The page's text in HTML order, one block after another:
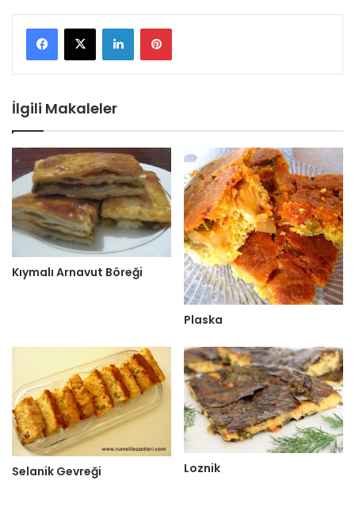
İlgili Makaleler
Kıymalı Arnavut Böreği
Plaska
Selanik Gevreği Loznik